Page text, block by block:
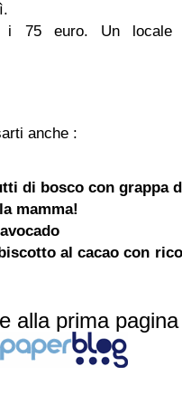
i 75 euro. Un locale
anche :
di bosco con grappa
mamma!
al cacao con
alla prima